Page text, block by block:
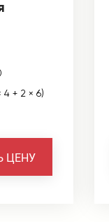
4 + 2 × 6)
ЦЕНУ